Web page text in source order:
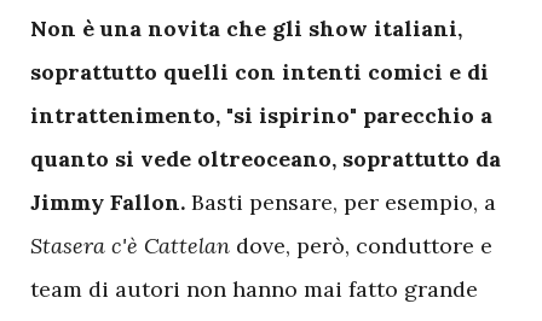
Non è una novita che gli show italiani,
soprattutto quelli con intenti comici e di
intrattenimento, "si ispirino" parecchio a
quanto si vede oltreoceano, soprattutto da
Jimmy Fallon. Basti pensare, per esempio, a
Stasera c'è Cattelan dove, però, conduttore e
team di autori non hanno mai fatto grande